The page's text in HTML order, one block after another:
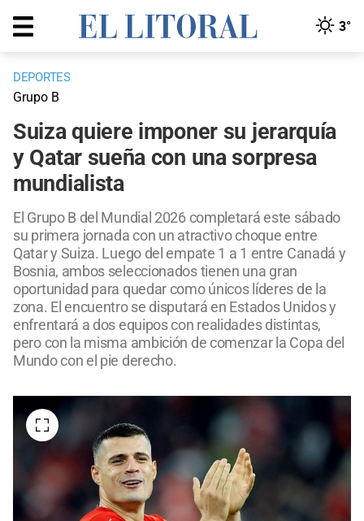
3°
DEPORTES
Grupo B
Suiza quiere imponer su jerarquía
y Qatar sueña con una sorpresa
mundialista
El Grupo B del Mundial 2026 completará este sábado
su primera jornada con un atractivo choque entre
Qatar y Suiza. Luego del empate 1 a 1 entre Canadá y
Bosnia, ambos seleccionados tienen una gran
oportunidad para quedar como únicos líderes de la
zona. El encuentro se disputará en Estados Unidos y
enfrentará a dos equipos con realidades distintas,
pero con la misma ambición de comenzar la Copa del
Mundo con el pie derecho.